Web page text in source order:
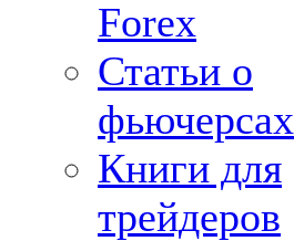
Forex
Статьи о
фьючерсах
Книги для
трейдеров